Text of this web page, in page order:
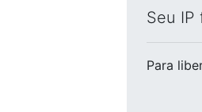
Seu IP
Para